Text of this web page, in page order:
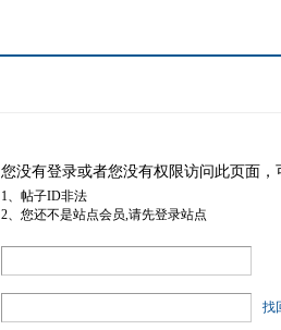
您没有登录或者您没有权限访问此页面
1、帖子ID非法
2、您还不是站点会员,请先登录站点
找